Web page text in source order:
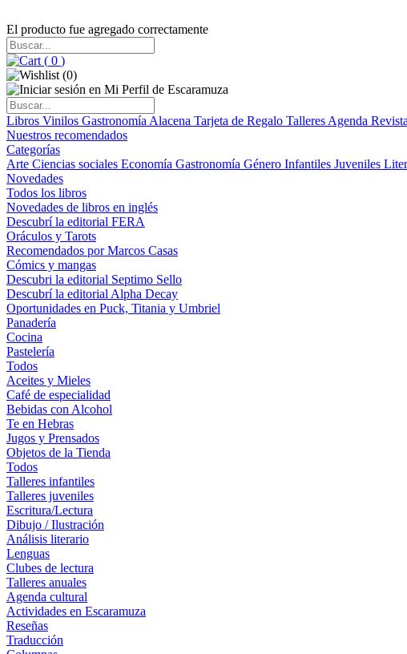
El producto fue agregado correctamente
( 0 )
(0)
Libros Vinilos Gastronomía Alacena Tarjeta de Regalo Talleres Agenda
Nuestros recomendados
Categorías
Arte Ciencias sociales Economía Gastronomía Género Infantiles Juveniles
Novedades
Todos los libros
Novedades de libros en inglés
Descubrí la editorial FERA
Oráculos y Tarots
Recomendados por Marcos Casas
Cómics y mangas
Descubri la editorial Septimo Sello
Descubrí la editorial Alpha Decay
Oportunidades en Puck, Titania y Umbriel
Panadería
Cocina
Pastelería
Todos
Aceites y Mieles
Café de especialidad
Bebidas con Alcohol
Te en Hebras
Jugos y Prensados
Objetos de la Tienda
Todos
Talleres infantiles
Talleres juveniles
Escritura/Lectura
Dibujo / Ilustración
Análisis literario
Lenguas
Clubes de lectura
Talleres anuales
Agenda cultural
Actividades en Escaramuza
Reseñas
Traducción